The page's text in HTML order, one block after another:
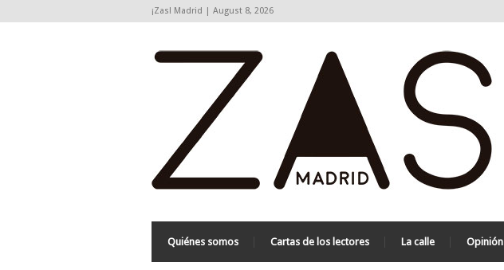
¡Zas! Madrid | August 8, 2026
Quiénes somos Cartas de los lectores La calle Opinión